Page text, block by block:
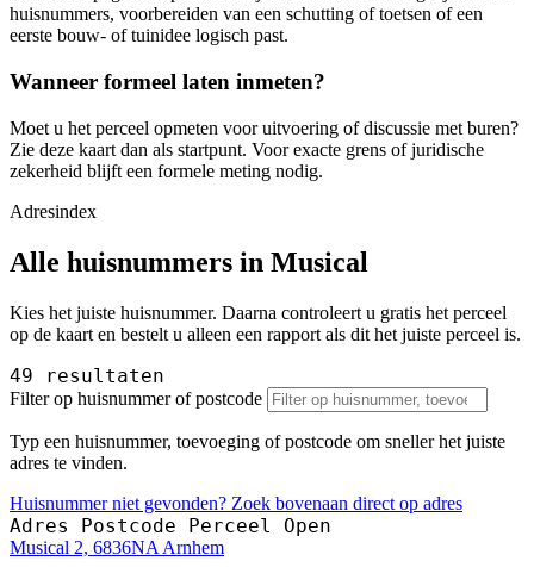
huisnummers, voorbereiden van een schutting of toetsen of een
eerste bouw- of tuinidee logisch past.
Wanneer formeel laten inmeten?
Moet u het perceel opmeten voor uitvoering of discussie met buren?
Zie deze kaart dan als startpunt. Voor exacte grens of juridische
zekerheid blijft een formele meting nodig.
Adresindex
Alle huisnummers in Musical
Kies het juiste huisnummer. Daarna controleert u gratis het perceel
op de kaart en bestelt u alleen een rapport als dit het juiste perceel is.
49 resultaten
Filter op huisnummer of postcode
Typ een huisnummer, toevoeging of postcode om sneller het juiste
adres te vinden.
Huisnummer niet gevonden? Zoek bovenaan direct op adres
Adres Postcode Perceel Open
Musical 2, 6836NA Arnhem